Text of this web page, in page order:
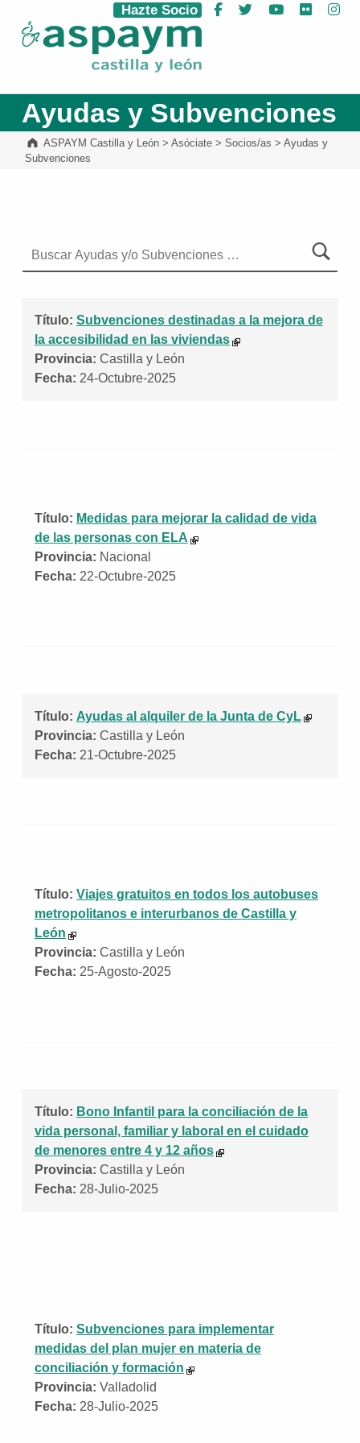
ASPAYM Castilla y León
Hazte Socio Facebook
Twitter YouTube
Flickr
Ayudas y Subvenciones
ASPAYM Castilla y León> Asóciate> Socios/as > Ayudas y
Subvenciones
Buscar
Título: Subvenciones destinadas a la mejora de
la accesibilidad en las viviendas
Provincia: Castilla y León
Fecha: 24-Octubre-2025
Título: Medidas para mejorar la calidad de vida
de las personas con ELA
Provincia: Nacional
Fecha: 22-Octubre-2025
Título: Ayudas al alquiler de la Junta de CyL
Provincia: Castilla y León
Fecha: 21-Octubre-2025
Título: Viajes gratuitos en todos los autobuses
metropolitanos e interurbanos de Castilla y
León
Provincia: Castilla y León
Fecha: 25-Agosto-2025
Título: Bono Infantil para la conciliación de la
vida personal, familiar y laboral en el cuidado
de menores entre 4 y 12 años
Provincia: Castilla y León
Fecha: 28-Julio-2025
Título: Subvenciones para implementar
medidas del plan mujer en materia de
conciliación y formación
Provincia: Valladolid
Fecha: 28-Julio-2025